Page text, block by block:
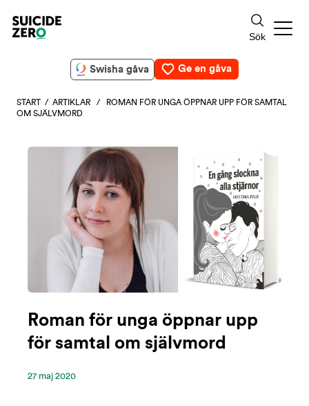
Swisha gåva Ge en gåva
START / ARTIKLAR / ROMAN FÖR UNGA ÖPPNAR UPP FÖR SAMTAL
OM SJÄLVMORD
Roman för unga öppnar upp
för samtal om självmord
27 ‪maj‬ 2020